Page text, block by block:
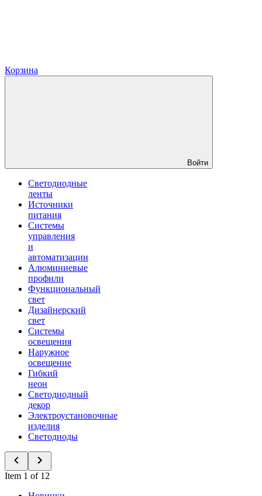
Корзина
Войти
Светодиодные
ленты
Источники
питания
Системы
управления
и
автоматизации
Алюминиевые
профили
Функциональный
свет
Дизайнерский
свет
Системы
освещения
Наружное
освещение
Гибкий
неон
Светодиодный
декор
Электроустановочные
изделия
Светодиоды
Item 1 of 12